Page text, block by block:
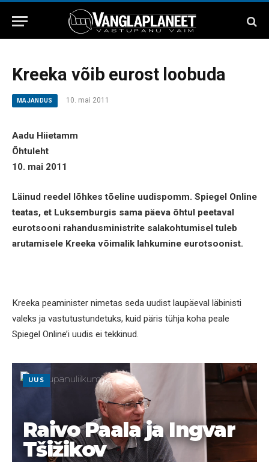
Kreeka võib eurost loobuda
MAJANDUS 10. mai 2011
Aadu Hiietamm
Õhtuleht
10. mai 2011
Läinud reedel lõhkes tõeline uudispomm. Spiegel Online
teatas, et Luksemburgis sama päeva õhtul peetaval
eurotsooni rahandusministrite salakohtumisel tuleb
arutamisele Kreeka võimalik lahkumine eurotsoonist.
Kreeka peaminister nimetas seda uudist laupäeval läbinisti
valeks ja vastutustundetuks, kuid päris tühja koha peale
Spiegel Online’i uudis ei tekkinud.
UUS
Raivo Paala ja Ingvar
Tšižikov